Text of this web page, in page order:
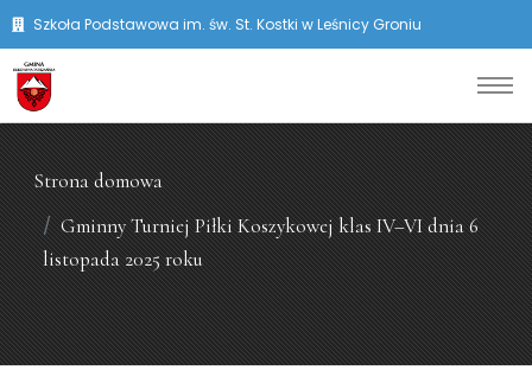
Szkoła Podstawowa im. św. St. Kostki w Leśnicy Groniu
Strona domowa
Gminny Turniej Piłki Koszykowej klas IV–VI dnia 6
listopada 2025 roku